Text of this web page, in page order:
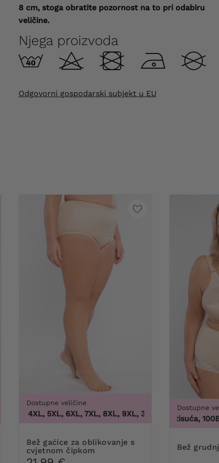
8 cm, stoga obratite pozornost na to pri odabiru
veličine.
Njega proizvoda
Odgovorni gospodarski subjekt u EU
Dostupne veličine
4XL, 5XL, 6XL, 7XL, 8XL, 9XL ,3XL, 4XL, 5XL, 6XL,
Bež gaćice za oblikovanje s
cvjetnom čipkom
Dostupne
100 tisuća, 100B,
Bež